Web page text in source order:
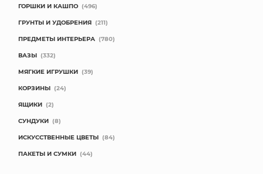
ГОРШКИ И КАШПО (496)
ГРУНТЫ И УДОБРЕНИЯ (211)
ПРЕДМЕТЫ ИНТЕРЬЕРА (780)
ВАЗЫ (332)
МЯГКИЕ ИГРУШКИ (39)
КОРЗИНЫ (24)
ЯЩИКИ (2)
СУНДУКИ (8)
ИСКУССТВЕННЫЕ ЦВЕТЫ (84)
ПАКЕТЫ И СУМКИ (44)